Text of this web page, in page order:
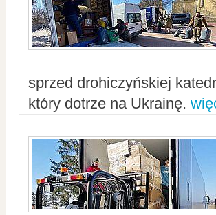
sprzed drohiczyńskiej
który dotrze na Ukrainę.